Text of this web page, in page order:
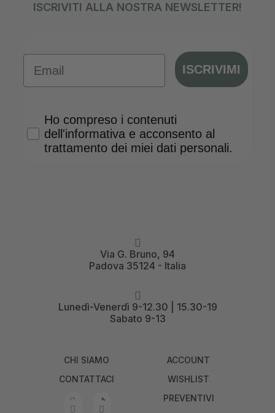
ISCRIVITI ALLA NOSTRA NEWSLETTER!
ISCRIVIMI
Privacy Policy
Ho compreso i contenuti
dell'informativa e acconsento al
trattamento dei miei dati personali.
Via G. Bruno, 94
Padova 35124 - Italia
Lunedì-Venerdì 9-12.30 | 15.30-19
Sabato 9-13
CHI SIAMO
CONTATTACI
ACCOUNT
WISHLIST
PREVENTIVI